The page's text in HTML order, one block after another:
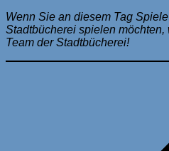
Wenn Sie an diesem Tag
Stadtbücherei spielen
Team der Stadtbücherei!